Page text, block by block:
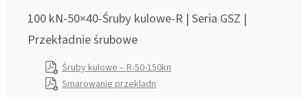
100 kN-50×40-Śruby kulowe-R | Seria GSZ |
Przekładnie śrubowe
Śruby kulowe – R-50-150kn
Smarowanie przekladn